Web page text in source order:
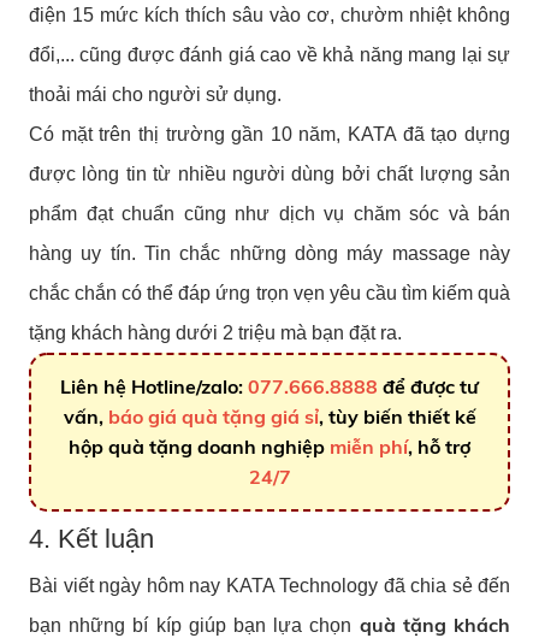
điện 15 mức kích thích sâu vào cơ, chườm nhiệt không
đổi,... cũng được đánh giá cao về khả năng mang lại sự
thoải mái cho người sử dụng.
Có mặt trên thị trường gần 10 năm, KATA đã tạo dựng
được lòng tin từ nhiều người dùng bởi chất lượng sản
phẩm đạt chuẩn cũng như dịch vụ chăm sóc và bán
hàng uy tín. Tin chắc những dòng máy massage này
chắc chắn có thể đáp ứng trọn vẹn yêu cầu tìm kiếm quà
tặng khách hàng dưới 2 triệu mà bạn đặt ra.
Liên hệ Hotline/zalo: 077.666.8888 để được tư
vấn, báo giá quà tặng giá sỉ, tùy biến thiết kế
hộp quà tặng doanh nghiệp miễn phí, hỗ trợ
24/7
4. Kết luận
Bài viết ngày hôm nay KATA Technology đã chia sẻ đến
bạn những bí kíp giúp bạn lựa chọn quà tặng khách